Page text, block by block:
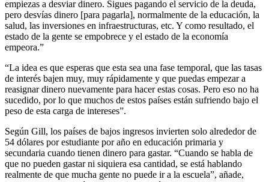
empiezas a desviar dinero. Sigues pagando el servicio de la deuda,
pero desvías dinero [para pagarla], normalmente de la educación, la
salud, las inversiones en infraestructuras, etc. Y como resultado, el
estado de la gente se empobrece y el estado de la economía
empeora.”
“La idea es que esperas que esta sea una fase temporal, que las tasas
de interés bajen muy, muy rápidamente y que puedas empezar a
reasignar dinero nuevamente para hacer estas cosas. Pero eso no ha
sucedido, por lo que muchos de estos países están sufriendo bajo el
peso de esta carga de intereses”.
Según Gill, los países de bajos ingresos invierten solo alrededor de
54 dólares por estudiante por año en educación primaria y
secundaria cuando tienen dinero para gastar. “Cuando se habla de
que no pueden gastar ni siquiera esa cantidad, se está hablando
realmente de que mucha gente no puede ir a la escuela”, añade,